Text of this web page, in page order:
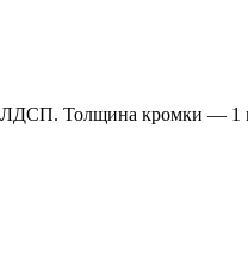
ЛДСП. Толщина кромки — 1